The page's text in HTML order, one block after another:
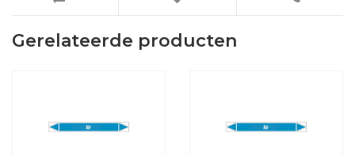
Gerelateerde producten